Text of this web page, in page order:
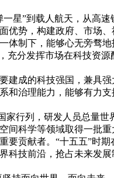
”到载人航天，从高速
势，构建政府、市场
制下，能够心无旁骛
分发挥市场在科技资
成的科技强国，兼具
治理能力，能够有力
行列，研发人员总量世
科学等领域取得一批
贡献者。“十五五”时
技前沿，抢占未来发